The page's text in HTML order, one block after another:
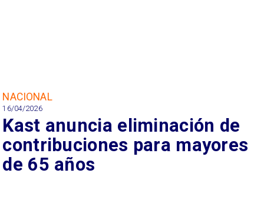
NACIONAL
16/04/2026
Kast anuncia eliminación de
contribuciones para mayores
de 65 años